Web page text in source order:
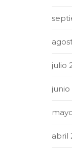
julio
junio
abril